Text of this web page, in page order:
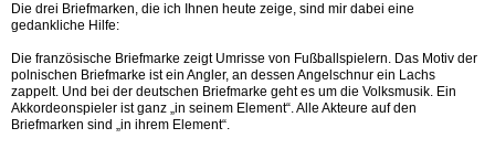
Die drei Briefmarken, die ich Ihnen heute zeige, sind mir dabei eine
gedankliche Hilfe:
Die französische Briefmarke zeigt Umrisse von Fußballspielern. Das Motiv der
polnischen Briefmarke ist ein Angler, an dessen Angelschnur ein Lachs
zappelt. Und bei der deutschen Briefmarke geht es um die Volksmusik. Ein
Akkordeonspieler ist ganz „in seinem Element“. Alle Akteure auf den
Briefmarken sind „in ihrem Element“.